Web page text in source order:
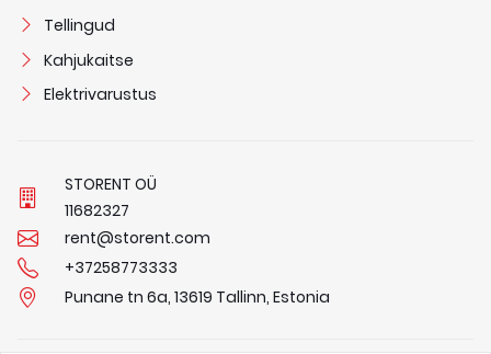
Tellingud
Kahjukaitse
Elektrivarustus
STORENT OÜ
11682327
rent@storent.com
+37258773333
Punane tn 6a, 13619 Tallinn, Estonia